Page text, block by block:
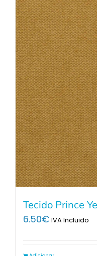
Tecido Prince
6.50€ IVA Incluido